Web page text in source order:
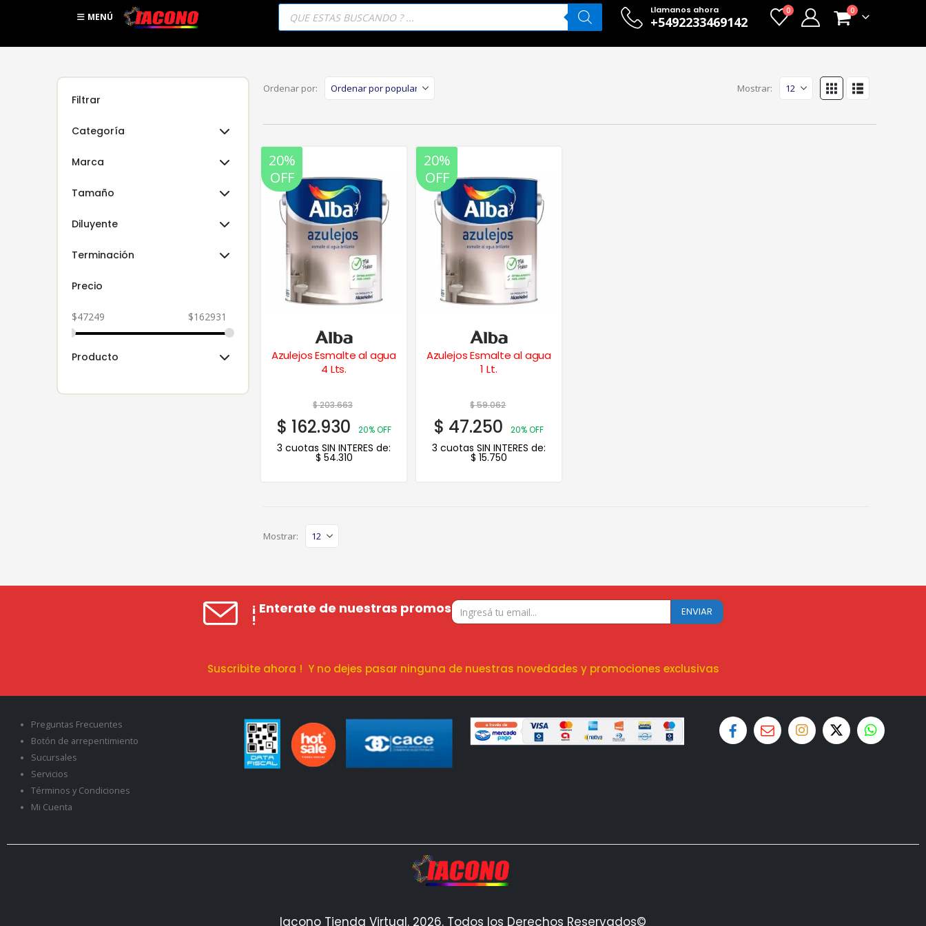
MENÚ
Búsqueda
productos
Llamanos ahora
+5492233469142
0 0
Ordenar por: Mostrar:
20%
OFF
Azulejos Esmalte al agua
4 Lts.
$203.663
$ 162.930 20% OFF
3 cuotas SIN INTERES de:
$ 54.310
20%
OFF
Azulejos Esmalte al agua
1 Lt.
$59.062
$ 47.250 20% OFF
3 cuotas SIN INTERES de:
$ 15.750
Mostrar:
Filtrar
Categoría
Marca
Tamaño
Diluyente
Terminación
Precio
$47249 $162931
Producto
¡ Enterate de nuestras promos
!
Suscribite ahora ! Y no dejes pasar ninguna de nuestras novedades y promociones exclusivas
Preguntas Frecuentes
Botón de arrepentimiento
Sucursales
Servicios
Términos y Condiciones
Mi Cuenta
Iacono Tienda Virtual. 2026. Todos los Derechos Reservados©